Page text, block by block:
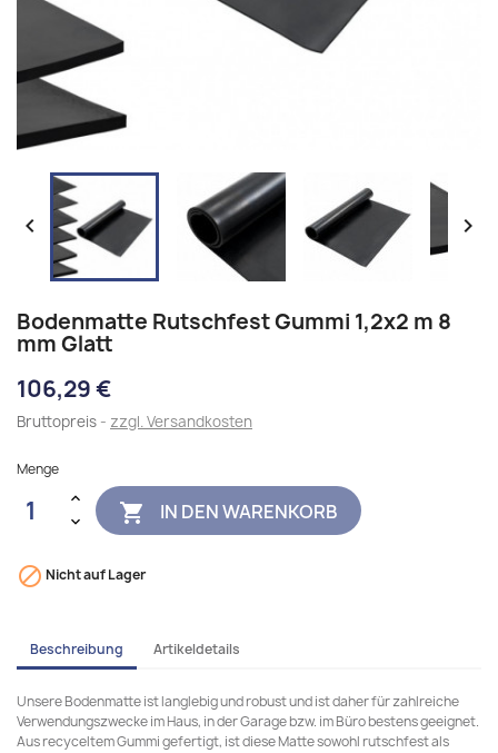
 
Bodenmatte Rutschfest Gummi 1,2x2 m 8
mm Glatt
106,29 €
Bruttopreis zzgl. Versandkosten
Menge
 IN DEN WARENKORB
 Nicht auf Lager
Beschreibung Artikeldetails
Unsere Bodenmatte ist langlebig und robust und ist daher für zahlreiche
Verwendungszwecke im Haus, in der Garage bzw. im Büro bestens geeignet.
Aus recyceltem Gummi gefertigt, ist diese Matte sowohl rutschfest als